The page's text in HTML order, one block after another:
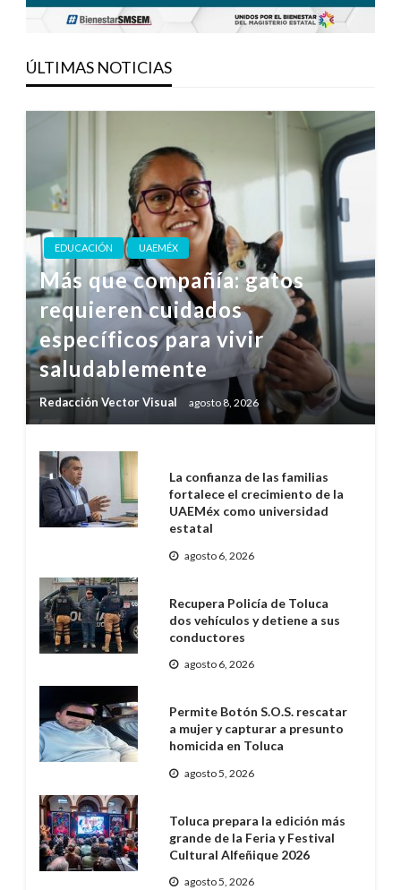
ÚLTIMAS NOTICIAS
EDUCACIÓN UAEMÉX
Más que compañía: gatos
requieren cuidados
específicos para vivir
saludablemente
Redacción Vector Visual agosto 8, 2026
La confianza de las familias
fortalece el crecimiento de la
UAEMéx como universidad
estatal
agosto 6, 2026
Recupera Policía de Toluca
dos vehículos y detiene a sus
conductores
agosto 6, 2026
Permite Botón S.O.S. rescatar
a mujer y capturar a presunto
homicida en Toluca
agosto 5, 2026
Toluca prepara la edición más
grande de la Feria y Festival
Cultural Alfeñique 2026
agosto 5, 2026